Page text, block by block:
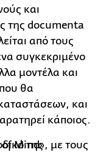
και
της documenta
από τους
συγκεκριμένο
μοντέλα και
θα
και
κάποιος.